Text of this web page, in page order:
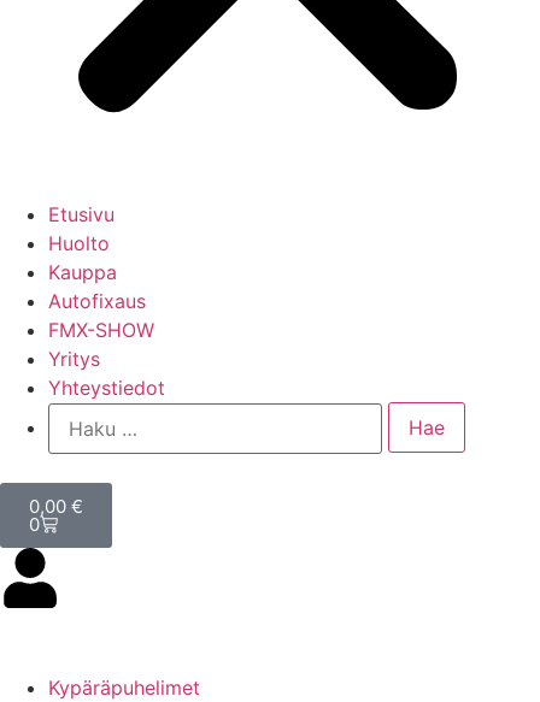
Etusivu
Huolto
Kauppa
Autofixaus
FMX-SHOW
Yritys
Yhteystiedot
0,00 €
0
Kypäräpuhelimet